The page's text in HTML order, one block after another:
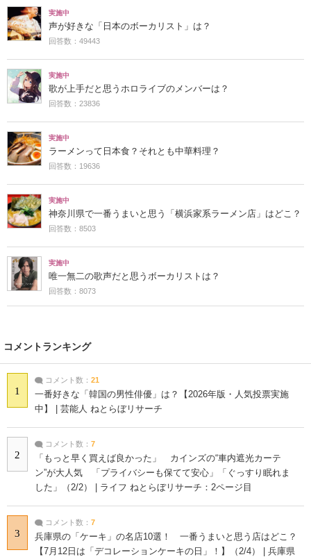
実施中
声が好きな「日本のボーカリスト」は？
回答数：49443
実施中
歌が上手だと思うホロライブのメンバーは？
回答数：23836
実施中
ラーメンって日本食？それとも中華料理？
回答数：19636
実施中
神奈川県で一番うまいと思う「横浜家系ラーメン店」はどこ？
回答数：8503
実施中
唯一無二の歌声だと思うボーカリストは？
回答数：8073
コメントランキング
1
コメント数： 21
一番好きな「韓国の男性俳優」は？【2026年版・人気投票実施
中】 | 芸能人 ねとらぼリサーチ
2
コメント数： 7
「もっと早く買えば良かった」 カインズの“車内遮光カーテ
ン”が大人気 「プライバシーも保てて安心」「ぐっすり眠れま
した」（2/2） | ライフ ねとらぼリサーチ：2ページ目
3
コメント数： 7
兵庫県の「ケーキ」の名店10選！ 一番うまいと思う店はどこ？
【7月12日は「デコレーションケーキの日」！】（2/4） | 兵庫県